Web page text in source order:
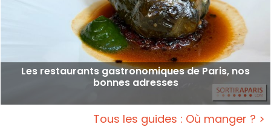
Les restaurants gastronomiques de Paris, nos
bonnes adresses
Tous les guides : Où manger ? >